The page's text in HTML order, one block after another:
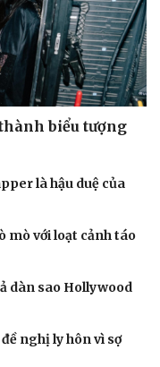
yêu - Gia đình
biểu tượng
là hậu duệ của
mò với loạt cảnh táo
dàn sao Hollywood
nghị ly hôn vì sợ